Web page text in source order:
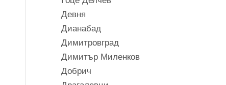
Девня
Дианабад
Димитровград
Димитър Миленков
Добрич